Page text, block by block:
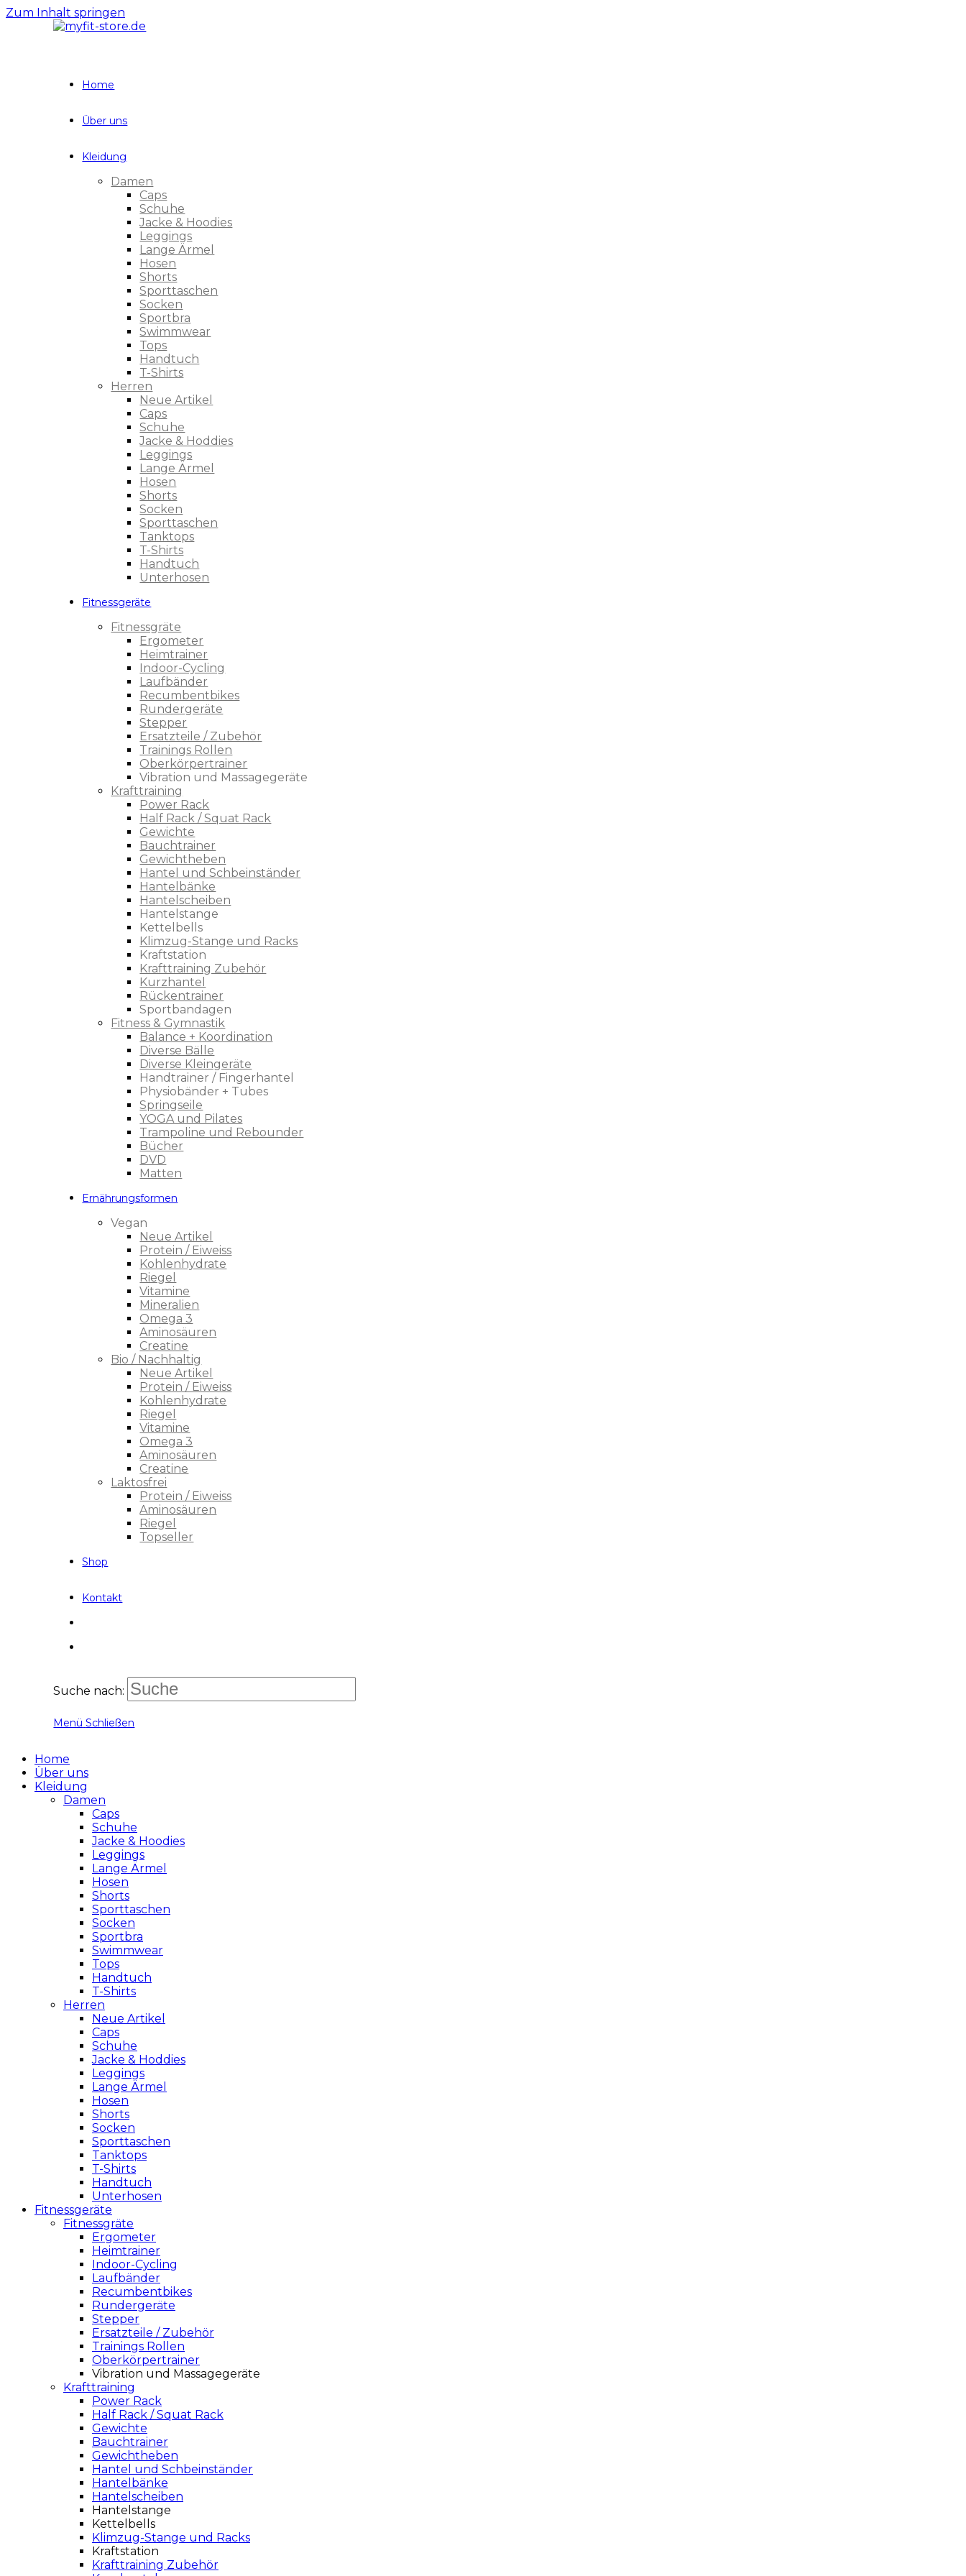
Zum Inhalt springen
Home
Über uns
Kleidung
Damen
Caps
Schuhe
Jacke & Hoodies
Leggings
Lange Ärmel
Hosen
Shorts
Sporttaschen
Socken
Sportbra
Swimmwear
Tops
Handtuch
T-Shirts
Herren
Neue Artikel
Caps
Schuhe
Jacke & Hoddies
Leggings
Lange Ärmel
Hosen
Shorts
Socken
Sporttaschen
Tanktops
T-Shirts
Handtuch
Unterhosen
Fitnessgeräte
Fitnessgräte
Ergometer
Heimtrainer
Indoor-Cycling
Laufbänder
Recumbentbikes
Rundergeräte
Stepper
Ersatzteile / Zubehör
Trainings Rollen
Oberkörpertrainer
Vibration und Massagegeräte
Krafttraining
Power Rack
Half Rack / Squat Rack
Gewichte
Bauchtrainer
Gewichtheben
Hantel und Schbeinständer
Hantelbänke
Hantelscheiben
Hantelstange
Kettelbells
Klimzug-Stange und Racks
Kraftstation
Krafttraining Zubehör
Kurzhantel
Rückentrainer
Sportbandagen
Fitness & Gymnastik
Balance + Koordination
Diverse Bälle
Diverse Kleingeräte
Handtrainer / Fingerhantel
Physiobänder + Tubes
Springseile
YOGA und Pilates
Trampoline und Rebounder
Bücher
DVD
Matten
Ernährungsformen
Vegan
Neue Artikel
Protein / Eiweiss
Kohlenhydrate
Riegel
Vitamine
Mineralien
Omega 3
Aminosäuren
Creatine
Bio / Nachhaltig
Neue Artikel
Protein / Eiweiss
Kohlenhydrate
Riegel
Vitamine
Omega 3
Aminosäuren
Creatine
Laktosfrei
Protein / Eiweiss
Aminosäuren
Riegel
Topseller
Shop
Kontakt
Suche nach:
Menü Schließen
Home
Über uns
Kleidung
Damen
Caps
Schuhe
Jacke & Hoodies
Leggings
Lange Ärmel
Hosen
Shorts
Sporttaschen
Socken
Sportbra
Swimmwear
Tops
Handtuch
T-Shirts
Herren
Neue Artikel
Caps
Schuhe
Jacke & Hoddies
Leggings
Lange Ärmel
Hosen
Shorts
Socken
Sporttaschen
Tanktops
T-Shirts
Handtuch
Unterhosen
Fitnessgeräte
Fitnessgräte
Ergometer
Heimtrainer
Indoor-Cycling
Laufbänder
Recumbentbikes
Rundergeräte
Stepper
Ersatzteile / Zubehör
Trainings Rollen
Oberkörpertrainer
Vibration und Massagegeräte
Krafttraining
Power Rack
Half Rack / Squat Rack
Gewichte
Bauchtrainer
Gewichtheben
Hantel und Schbeinständer
Hantelbänke
Hantelscheiben
Hantelstange
Kettelbells
Klimzug-Stange und Racks
Kraftstation
Krafttraining Zubehör